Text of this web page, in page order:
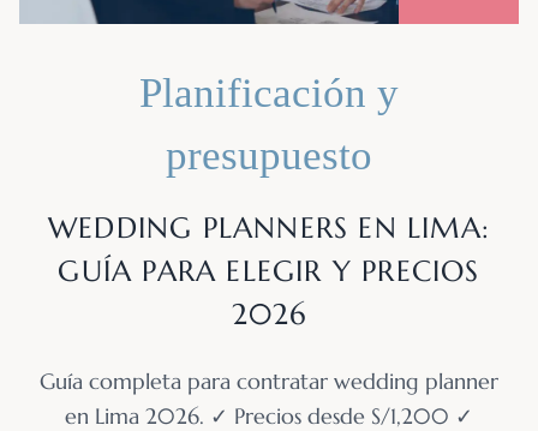
Planificación y
presupuesto
WEDDING PLANNERS EN LIMA:
GUÍA PARA ELEGIR Y PRECIOS
2026
Guía completa para contratar wedding planner
en Lima 2026. ✓ Precios desde S/1,200 ✓